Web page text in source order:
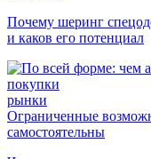
Почему шеринг
и каков его потенциал
рынки
Ограниченные
самостоятельны